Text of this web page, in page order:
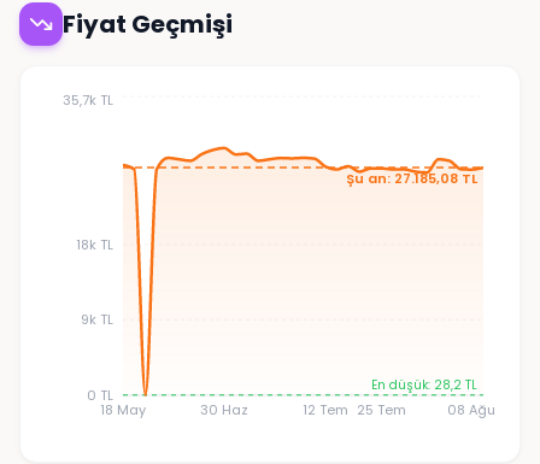
Fiyat Geçmişi
18 May 30 Haz 12 Tem 25 Tem 08 Ağu
0 TL
9k TL
18k TL
35,7k TL
Şu an: 27.185,08 TL
En düşük: 28,2 TL